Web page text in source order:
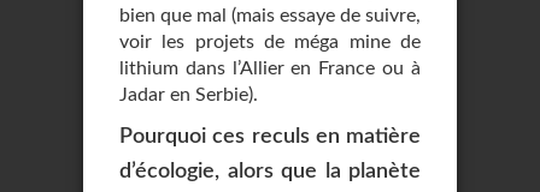
bien que mal (mais essaye de suivre,
voir les projets de méga mine de
lithium dans l’Allier en France ou à
Jadar en Serbie).
Pourquoi ces reculs en matière
d’écologie, alors que la planète